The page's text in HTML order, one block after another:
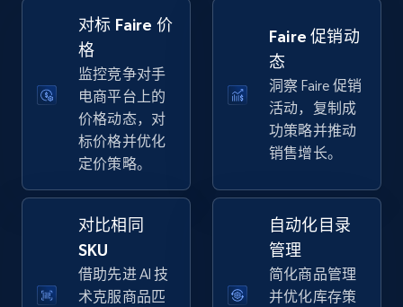
5.6K+ 立即开始
Walmart - products - Collects products by
specific keywords
URL, Final price, Sku, Currency, Gtin,
Specifications, Image urls, Top reviews, and
more.
5.6K+ 876+ 立即开始
对标 Faire 价
格
监控竞争对手
电商平台上的
价格动态，对
标价格并优化
定价策略。
Faire 促销动
态
洞察 Faire 促销
活动，复制成
功策略并推动
销售增长。
对比相同
SKU
借助先进 AI 技
术克服商品匹
自动化目录
管理
简化商品管理
并优化库存策